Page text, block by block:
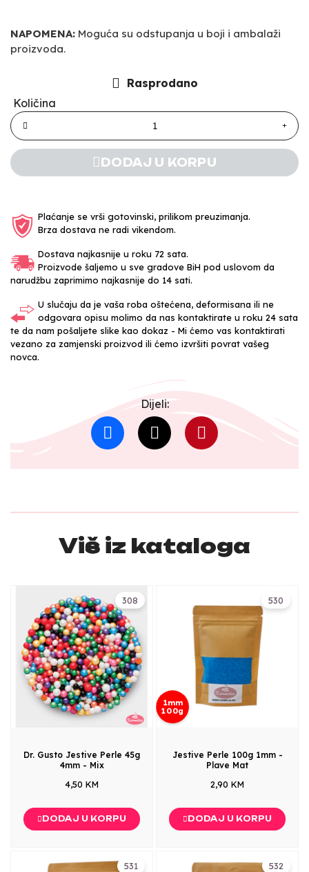
NAPOMENA: Moguća su odstupanja u boji i ambalaži
proizvoda.
Rasprodano
Količina
DODAJ U KORPU
Plaćanje se vrši gotovinski, prilikom preuzimanja.
Brza dostava ne radi vikendom.
Dostava najkasnije u roku 72 sata.
Proizvode šaljemo u sve gradove BiH pod uslovom da
narudžbu zaprimimo najkasnije do 14 sati.
U slučaju da je vaša roba oštećena, deformisana ili ne
odgovara opisu molimo da nas kontaktirate u roku 24 sata
te da nam pošaljete slike kao dokaz - Mi ćemo vas kontaktirati
vezano za zamjenski proizvod ili ćemo izvršiti povrat vašeg
novca.
Dijeli:
Više iz kataloga
308
Dr. Gusto Jestive Perle 45g
4mm - Mix
4,50 KM
DODAJ U KORPU
530
1mm
100g
Jestive Perle 100g 1mm -
Plave Mat
2,90 KM
DODAJ U KORPU
531 532